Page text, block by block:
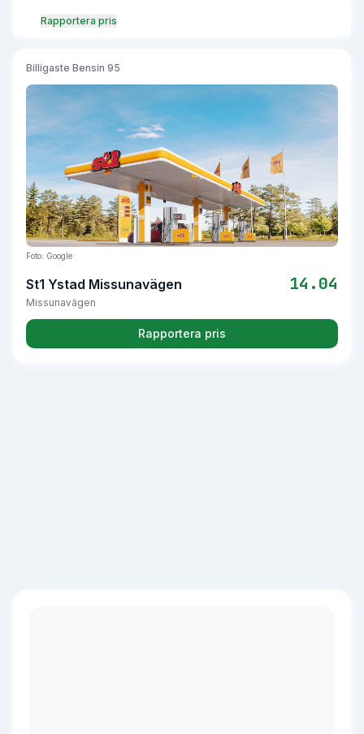
Rapportera pris
Billigaste Bensin 95
Foto: Google
St1 Ystad Missunavägen 14.04
Missunavägen
Rapportera pris